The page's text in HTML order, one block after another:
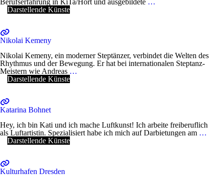
Berufserfahrung in KiTa/Hort und ausgebildete …
Darstellende Künste
Nikolai Kemeny
Nikolai Kemeny, ein moderner Steptänzer, verbindet die Welten des
Rhythmus und der Bewegung. Er hat bei internationalen Steptanz-
Meistern wie Andreas …
Darstellende Künste
Katarina Bohnet
Hey, ich bin Kati und ich mache Luftkunst! Ich arbeite freiberuflich
als Luftartistin. Spezialisiert habe ich mich auf Darbietungen am …
Darstellende Künste
Kulturhafen Dresden